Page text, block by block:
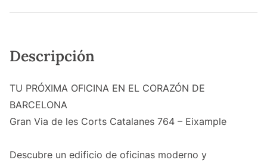
Descripción
TU PRÓXIMA OFICINA EN EL CORAZÓN DE
BARCELONA
Gran Via de les Corts Catalanes 764 – Eixample
Descubre un edificio de oficinas moderno y